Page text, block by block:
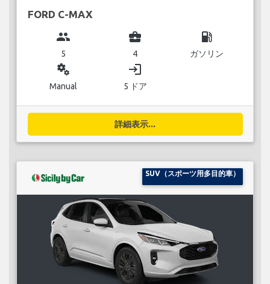
FORD C-MAX
group
5
business_center
4
local_gas_station
ガソリン
miscellaneous_services
Manual
login
5 ドア
詳細表示...
SUV（スポーツ用多目的車）